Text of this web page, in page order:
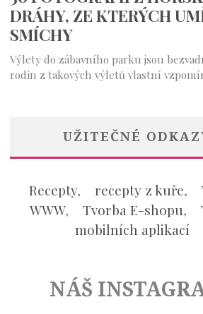
UŽITEČNÉ
Recepty, recepty z kuře,
WWW, Tvorba E-shopu,
mobilních aplikací
NÁŠ